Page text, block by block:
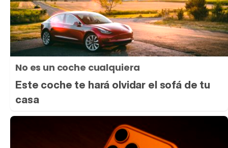
No es un coche cualquiera
Este coche te hará olvidar el sofá de tu
casa